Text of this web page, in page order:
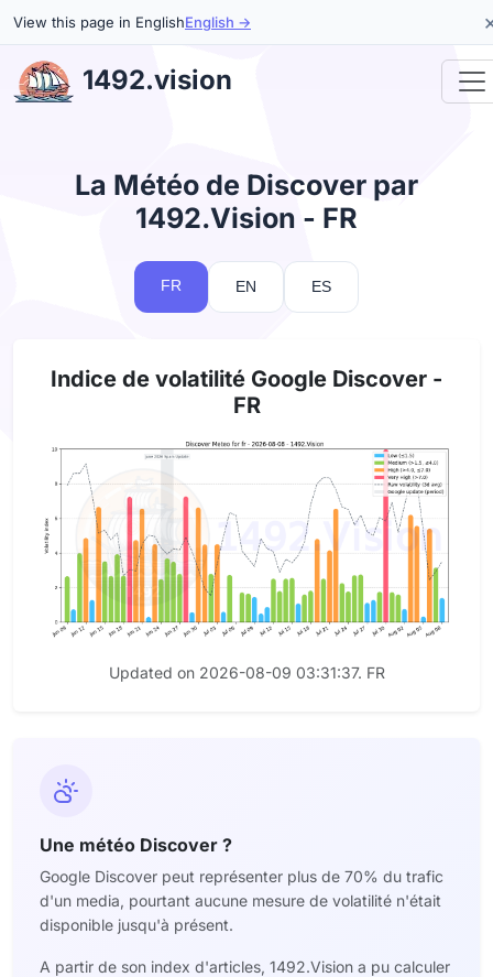
View this page in EnglishEnglish →
1492.vision
La Météo de Discover par
1492.Vision - FR
FR EN ES
Indice de volatilité Google Discover -
FR
Updated on 2026-08-09 03:31:37. FR
Une météo Discover ?
Google Discover peut représenter plus de 70% du trafic
d'un media, pourtant aucune mesure de volatilité n'était
disponible jusqu'à présent.
A partir de son index d'articles, 1492.Vision a pu calculer